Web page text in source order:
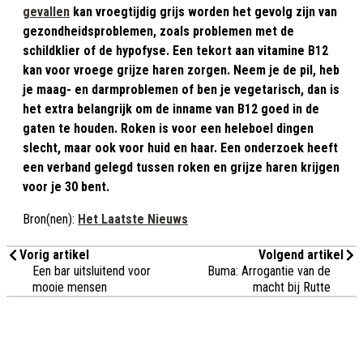
gevallen kan vroegtijdig grijs worden het gevolg zijn van
gezondheidsproblemen, zoals problemen met de
schildklier of de hypofyse. Een tekort aan vitamine B12
kan voor vroege grijze haren zorgen. Neem je de pil, heb
je maag- en darmproblemen of ben je vegetarisch, dan is
het extra belangrijk om de inname van B12 goed in de
gaten te houden. Roken is voor een heleboel dingen
slecht, maar ook voor huid en haar. Een onderzoek heeft
een verband gelegd tussen roken en grijze haren krijgen
voor je 30 bent.
Bron(nen): Het Laatste Nieuws
Vorig artikel
Een bar uitsluitend voor
mooie mensen
Volgend artikel
Buma: Arrogantie van de
macht bij Rutte